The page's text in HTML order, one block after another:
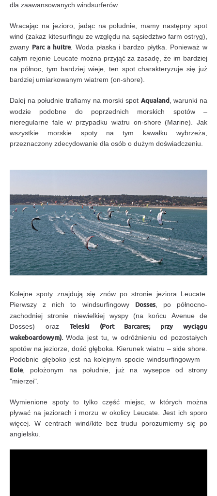
dla zaawansowanych windsurferów.
Wracając na jezioro, jadąc na południe, mamy następny spot
wind (zakaz kitesurfingu ze względu na sąsiedztwo farm ostryg),
zwany Parc a huitre. Woda płaska i bardzo płytka. Ponieważ w
całym rejonie Leucate można przyjąć za zasadę, że im bardziej
na północ, tym bardziej wieje, ten spot charakteryzuje się już
bardziej umiarkowanym wiatrem (on-shore).
Dalej na południe trafiamy na morski spot Aqualand , warunki na
wodzie podobne do poprzednich morskich spotów –
nieregularne fale w przypadku wiatru on-shore (Marine). Jak
wszystkie morskie spoty na tym kawałku wybrzeża,
przeznaczony zdecydowanie dla osób o dużym doświadczeniu.
Kolejne spoty znajdują się znów po stronie jeziora Leucate.
Pierwszy z nich to windsurfingowy Dosses, po północno-
zachodniej stronie niewielkiej wyspy (na końcu Avenue de
Dosses) oraz Teleski (Port Barcares; przy wyciągu
wakeboardowym). Woda jest tu, w odróżnieniu od pozostałych
spotów na jeziorze, dość głęboka. Kierunek wiatru – side shore.
Podobnie głęboko jest na kolejnym spocie windsurfingowym –
Eole, położonym na południe, już na wysepce od strony
"mierzei".
Wymienione spoty to tylko część miejsc, w których można
pływać na jeziorach i morzu w okolicy Leucate. Jest ich sporo
więcej. W centrach wind/kite bez trudu porozumiemy się po
angielsku.